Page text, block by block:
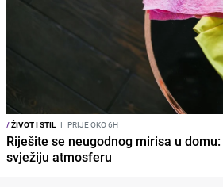
/ŽIVOT I STIL I PRIJE OKO 6H
Riješite se neugodnog mirisa u
svježiju atmosferu